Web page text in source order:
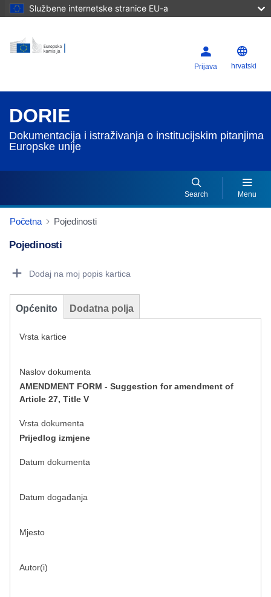
Službene internetske stranice EU-a
Prijava hrvatski
DORIE
Dokumentacija i istraživanja o institucijskim pitanjima
Europske unije
Search Menu
Početna Pojedinosti
Pojedinosti
Dodaj na moj popis kartica
Općenito Dodatna polja
Vrsta kartice
Naslov dokumenta
AMENDMENT FORM - Suggestion for amendment of
Article 27, Title V
Vrsta dokumenta
Prijedlog izmjene
Datum dokumenta
Datum događanja
Mjesto
Autor(i)